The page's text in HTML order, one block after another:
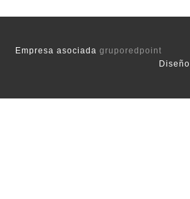
Empresa asociadagruporedpoint